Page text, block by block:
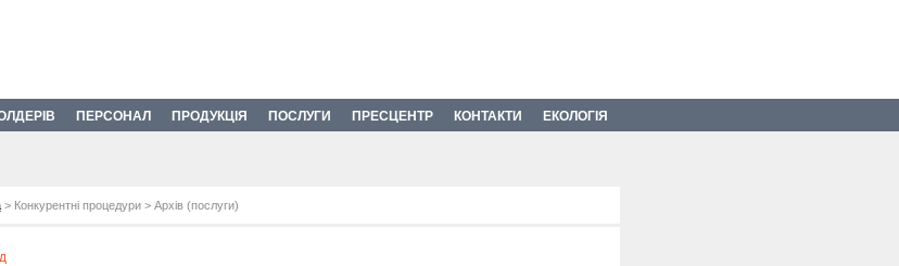
ПЕРСОНАЛ ПРОДУКЦІЯ ПОСЛУГИ ПРЕСЦЕНТР КОНТАКТИ ЕКОЛОГІЯ
> Конкурентні процедури > Архів (послуги)